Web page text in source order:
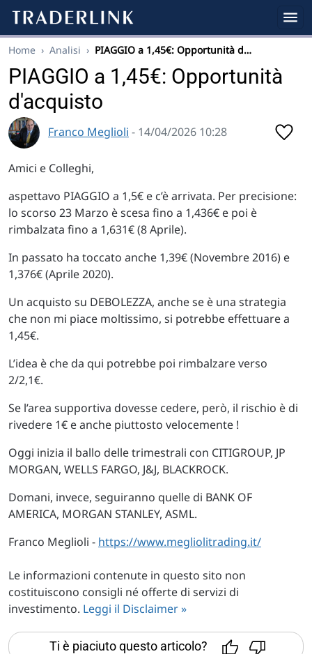
Home › Analisi › PIAGGIO a 1,45€: Opportunità d…
PIAGGIO a 1,45€: Opportunità
d'acquisto
Franco Meglioli - 14/04/2026 10:28
Amici e Colleghi,
aspettavo PIAGGIO a 1,5€ e c’è arrivata. Per precisione:
lo scorso 23 Marzo è scesa fino a 1,436€ e poi è
rimbalzata fino a 1,631€ (8 Aprile).
In passato ha toccato anche 1,39€ (Novembre 2016) e
1,376€ (Aprile 2020).
Un acquisto su DEBOLEZZA, anche se è una strategia
che non mi piace moltissimo, si potrebbe effettuare a
1,45€.
L’idea è che da qui potrebbe poi rimbalzare verso
2/2,1€.
Se l’area supportiva dovesse cedere, però, il rischio è di
rivedere 1€ e anche piuttosto velocemente !
Oggi inizia il ballo delle trimestrali con CITIGROUP, JP
MORGAN, WELLS FARGO, J&J, BLACKROCK.
Domani, invece, seguiranno quelle di BANK OF
AMERICA, MORGAN STANLEY, ASML.
Franco Meglioli - https://www.megliolitrading.it/
Le informazioni contenute in questo sito non
costituiscono consigli né offerte di servizi di
investimento. Leggi il Disclaimer »
Ti è piaciuto questo articolo?